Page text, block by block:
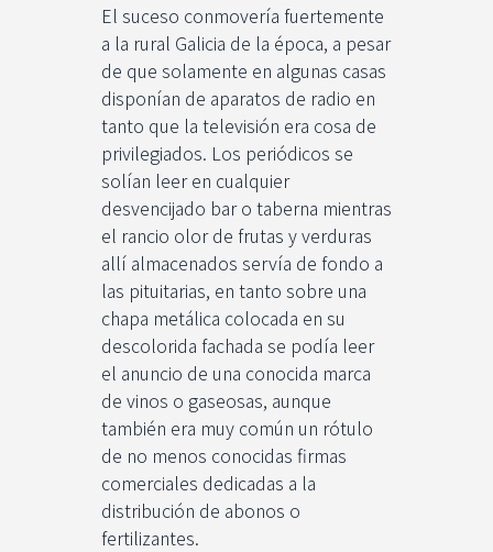
El suceso conmovería fuertemente
a la rural Galicia de la época, a pesar
de que solamente en algunas casas
disponían de aparatos de radio en
tanto que la televisión era cosa de
privilegiados. Los periódicos se
solían leer en cualquier
desvencijado bar o taberna mientras
el rancio olor de frutas y verduras
allí almacenados servía de fondo a
las pituitarias, en tanto sobre una
chapa metálica colocada en su
descolorida fachada se podía leer
el anuncio de una conocida marca
de vinos o gaseosas, aunque
también era muy común un rótulo
de no menos conocidas firmas
comerciales dedicadas a la
distribución de abonos o
fertilizantes.